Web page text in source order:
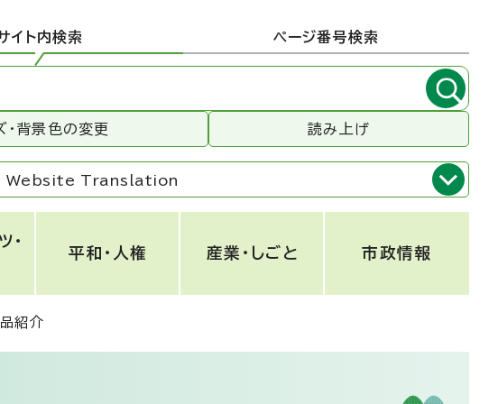
イト内検索 ページ番号検索
・背景色の変更 読み上げ
Website Translation
・
平和・人権 産業・しごと 市政情報
紹介